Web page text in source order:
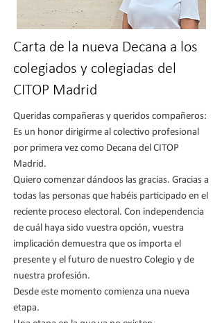
Carta de la nueva Decana a los
colegiados y colegiadas del
CITOP Madrid
Queridas compañeras y queridos compañeros:
Es un honor dirigirme al colectivo profesional
por primera vez como Decana del CITOP
Madrid.
Quiero comenzar dándoos las gracias. Gracias a
todas las personas que habéis participado en el
reciente proceso electoral. Con independencia
de cuál haya sido vuestra opción, vuestra
implicación demuestra que os importa el
presente y el futuro de nuestro Colegio y de
nuestra profesión.
Desde este momento comienza una nueva
etapa.